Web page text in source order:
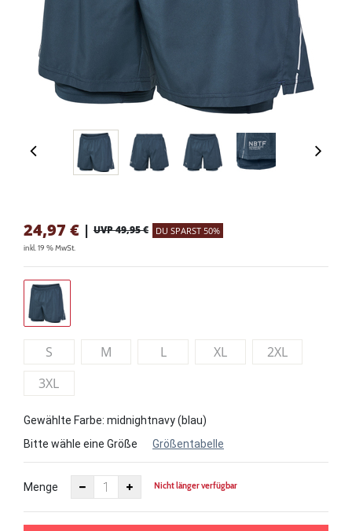
24,97 € | UVP 49,95 € DU SPARST 50%
inkl. 19 % MwSt.
S M L XL
2XL
3XL
Gewählte Farbe: midnightnavy (blau)
Bitte wähle eine Größe
Größentabelle
Menge Nicht länger verfügbar